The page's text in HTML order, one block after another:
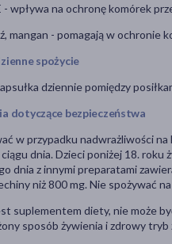
- wpływa na ochronę komórek
mangan - pomagają w ochronie
spożycie
dziennie pomiędzy
dotyczące bezpieczeństwa
w przypadku nadwrażliwości
dnia. Dzieci poniżej 18.
dnia z innymi preparatami
niż 800 mg. Nie spożywać na
suplementem diety, nie może
sposób żywienia i zdrowy tryb